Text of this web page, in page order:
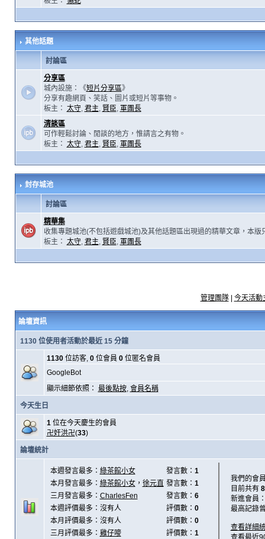
其他話題
討論區
分享區
城內設施：《短片分享區》
分享有趣網頁、笑話、圖片或短片等事物。
板主： 太守, 君主, 賢臣, 軍團長
清談區
可作輕鬆討論、閒談的地方，惟請言之有物。
板主： 太守, 君主, 賢臣, 軍團長
封存城池
討論區
精華集
收集專題城池(不包括遊戲城池)及其他話題區出現過的精華文章，本版
板主： 太守, 君主, 賢臣, 軍團長
管理團隊| 今天活動
論壇資訊
1130 位使用者活動於最近 15 分鐘
1130位訪客, 0位會員 0位匿名會員
GoogleBot
顯示細節依照： 最後點按, 會員名稱
今天生日
1位在今天慶生的會員
卍奸洪卍(33)
論壇統計
本週發言最多： 綠茶館小女 發言數： 1
本月發言最多： 綠茶館小女， 徐元直 發言數： 1
三月發言最多： CharlesFen 發言數： 6
本週評價最多：沒有人
評價數： 0
本月評價最多：沒有人
評價數： 0
三月評價最多： 雞仔嘜 評價數： 1
我們的會
目前共有
新進會員
最高記錄
查看詳細
查看最近